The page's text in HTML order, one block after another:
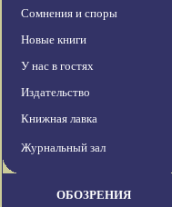
Сомнения и споры
Новые книги
У нас в гостях
Издательство
Книжная лавка
Журнальный зал
ОБОЗРЕНИЯ